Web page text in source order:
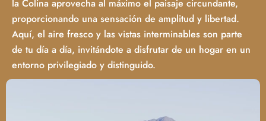
la Colina aprovecha al máximo el paisaje circundante,
proporcionando una sensación de amplitud y libertad.
Aquí, el aire fresco y las vistas interminables son parte
de tu día a día, invitándote a disfrutar de un hogar en un
entorno privilegiado y distinguido.